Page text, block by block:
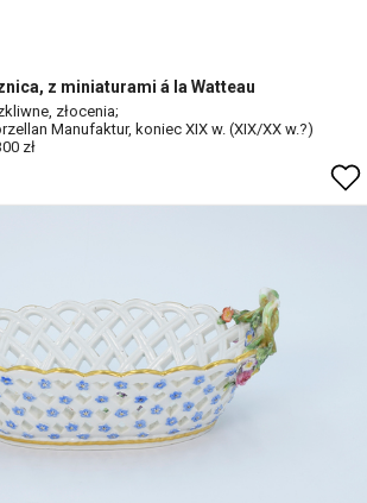
z miniaturami á la Watteau
złocenia;
Manufaktur, koniec XIX w. (XIX/XX w.?)
zł